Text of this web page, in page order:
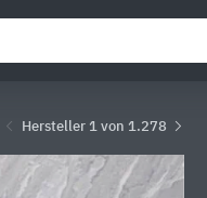
Hersteller 1 von 1.278